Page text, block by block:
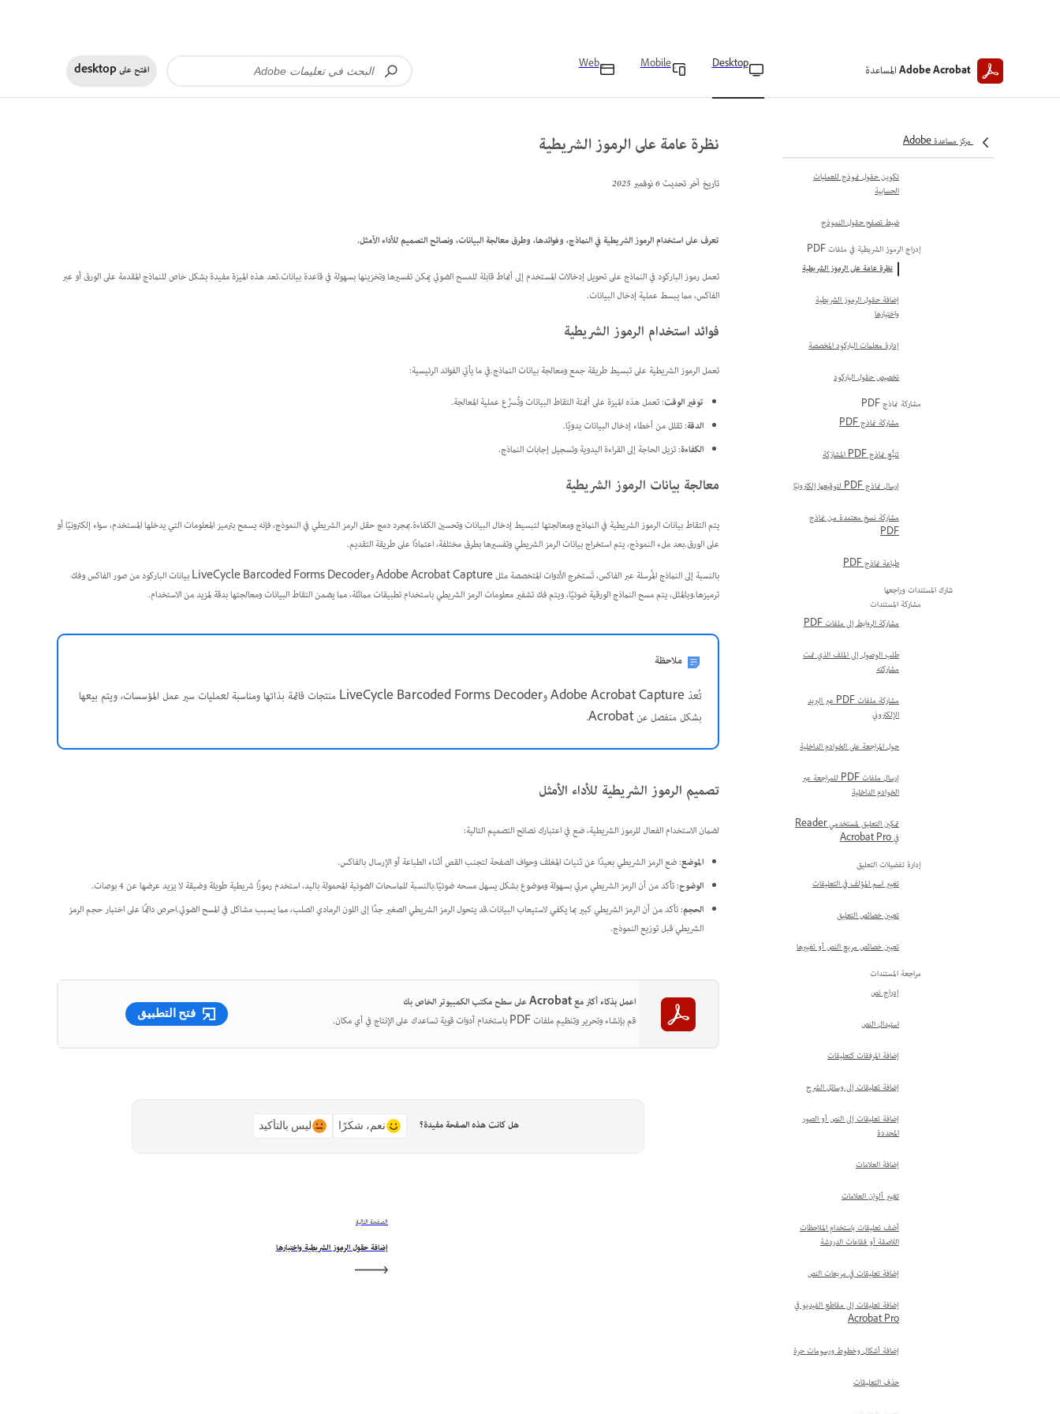
Adobe Acrobat المساعدة Desktop
Mobile
Web افتح علىdesktop
مركز مساعدة Adobe
تكوين حقول نموذج للعمليات
الحسابية
ضبط تصفح حقول النموذج
إدراج الرموز الشريطية في ملفات PDF
نظرة عامة على الرموز الشريطية
إضافة حقول الرموز الشريطية
واختبارها
إدارة معلمات الباركود المخصصة
تخصيص حقول الباركود
مشاركة نماذج PDF
مشاركة نماذج PDF
تتبُّع نماذج PDF المشارَكة
إرسال نماذج PDF لتوقيعها إلكترونيًا
مشاركة نسخ معتمدة من نماذج
PDF
طباعة نماذج PDF
شارك المستندات وراجعها
مشاركة المستندات
مشاركة الروابط إلى ملفات PDF
طلب الوصول إلى الملف الذي تمت
مشاركته
مشاركة ملفات PDF عبر البريد
الإلكتروني
حول المراجعة على الخوادم الداخلية
إرسال ملفات PDF للمراجعة عبر
الخوادم الداخلية
تمكين التعليق لمستخدمي Reader
في Acrobat Pro
إدارة تفضيلات التعليق
تغيير اسم المؤلف في التعليقات
تعيين خصائص التعليق
تعيين خصائص مربع النص أو تغييرها
مراجعة المستندات
إدراج نص
استبدال النص
إضافة المرفقات كتعليقات
إضافة تعليقات إلى وسائل الشرح
إضافة تعليقات إلى النص أو الصور
المحددة
إضافة العلامات
تغيير ألوان العلامات
أضف تعليقات باستخدام الملاحظات
اللاصقة أو فقاعات الدردشة
إضافة تعليقات في مربعات النص
إضافة تعليقات إلى مقاطع الفيديو في
Acrobat Pro
إضافة أشكال وخطوط ورسومات حرة
حذف التعليقات
نظرة عامة على الرموز الشريطية
تاريخ آخر تحديث6 نوفمبر 2025
تعرف على استخدام الرموز الشريطية في النماذج، وفوائدها، وطرق معالجة البيانات، ونصائح التصميم للأداء الأمثل.
تعمل رموز الباركود في النماذج على تحويل إدخالات المستخدم إلى أنماط قابلة للمسح الضوئي يمكن تفسيرها وتخزينها بسهولة في قاعدة بيانات.تعد هذه الميزة مفيدة بشكل خاص للنماذج المقدمة على الورق أو عبر
الفاكس، مما يبسط عملية إدخال البيانات.
فوائد استخدام الرموز الشريطية
تعمل الرموز الشريطية على تبسيط طريقة جمع ومعالجة بيانات النماذج.في ما يأتي الفوائد الرئيسية:
توفير الوقت: تعمل هذه الميزة على أتمتة التقاط البيانات وتُسرِّع عملية المعالجة.
الدقة: تقلل من أخطاء إدخال البيانات يدويًا.
الكفاءة: تزيل الحاجة إلى القراءة اليدوية وتسجيل إجابات النماذج.
معالجة بيانات الرموز الشريطية
يتم التقاط بيانات الرموز الشريطية في النماذج ومعالجتها لتبسيط إدخال البيانات وتحسين الكفاءة.بمجرد دمج حقل الرمز الشريطي في النموذج، فإنه يسمح بترميز المعلومات التي يدخلها المستخدم، سواء إلكترونيًا أو
على الورق.بعد ملء النموذج، يتم استخراج بيانات الرمز الشريطي وتفسيرها بطرق مختلفة، اعتمادًا على طريقة التقديم.
بالنسبة إلى النماذج المُرسلة عبر الفاكس، تَستخرج الأدوات المتخصصة مثل Adobe Acrobat Capture وLiveCycle Barcoded Forms Decoder بيانات الباركود من صور الفاكس وفك
ترميزها.وبالمثل، يتم مسح النماذج الورقية ضوئيًا، ويتم فك تشفير معلومات الرمز الشريطي باستخدام تطبيقات مماثلة، مما يضمن التقاط البيانات ومعالجتها بدقة لمزيد من الاستخدام.
ملاحظة
تُعدّ Adobe Acrobat Capture وLiveCycle Barcoded Forms Decoder منتجات قائمة بذاتها ومناسبة لعمليات سير عمل المؤسسات، ويتم بيعها
بشكل منفصل عن Acrobat.
تصميم الرموز الشريطية للأداء الأمثل
لضمان الاستخدام الفعال للرموز الشريطية، ضع في اعتبارك نصائح التصميم التالية:
الموضع: ضع الرمز الشريطي بعيدًا عن ثنيات المغلف وحواف الصفحة لتجنب القص أثناء الطباعة أو الإرسال بالفاكس.
الوضوح: تأكد من أن الرمز الشريطي مرئي بسهولة وموضوع بشكل يسهل مسحه ضوئيًا.بالنسبة للماسحات الضوئية المحمولة باليد، استخدم رموزًا شريطية طويلة وضيقة لا يزيد عرضها عن 4 بوصات.
الحجم: تأكد من أن الرمز الشريطي كبير بما يكفي لاستيعاب البيانات.قد يتحول الرمز الشريطي الصغير جدًا إلى اللون الرمادي الصلب، مما يسبب مشاكل في المسح الضوئي.احرص دائمًا على اختبار حجم الرمز
الشريطي قبل توزيع النموذج.
اعمل بذكاء أكثر مع Acrobat على سطح مكتب الكمبيوتر الخاص بك
قم بإنشاء وتحرير وتنظيم ملفات PDF باستخدام أدوات قوية تساعدك على الإنتاج في أي مكان.
فتح التطبيق
هل كانت هذه الصفحة مفيدة؟ نعم، شكرًا ليس بالتأكيد
الصفحة التالية
إضافة حقول الرموز الشريطية واختبارها